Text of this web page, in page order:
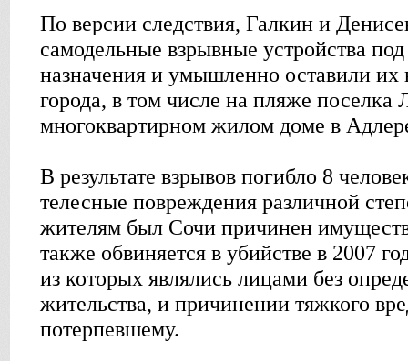
По версии следствия, Галкин и
самодельные взрывные устройства
назначения и умышленно оставили их
города, в том числе на пляже поселка
многоквартирном жилом доме в
В результате взрывов погибло 8
телесные повреждения различной
жителям был Сочи причинен
также обвиняется в убийстве в 2007
из которых являлись лицами без
жительства, и причинении тяжкого
потерпевшему.